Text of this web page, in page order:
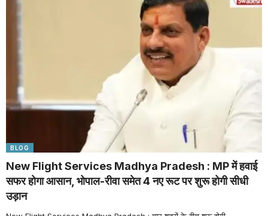
BLOG
New Flight Services Madhya Pradesh : MP में हवाई
सफर होगा आसान, भोपाल-रीवा समेत 4 नए रूट पर शुरू होगी सीधी
उड़ान